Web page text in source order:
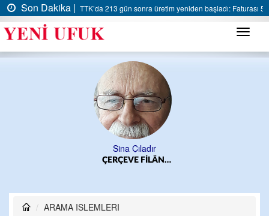
Son Dakika | TTK’da 213 gün sonra üretim yeniden başladı: Faturası 5
Menü
Sina Çıladır
ÇERÇEVE FİLÂN…
ARAMA ISLEMLERI